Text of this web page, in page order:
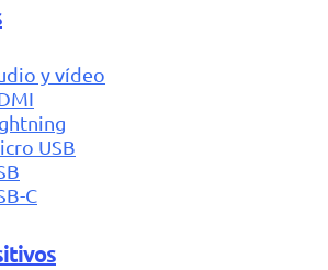
y vídeo
USB
C